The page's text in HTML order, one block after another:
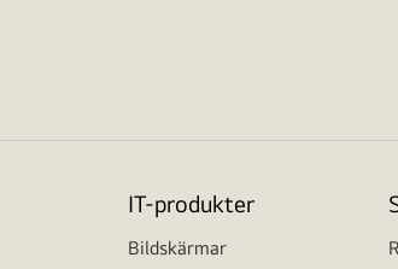
IT-produkter
Bildskärmar